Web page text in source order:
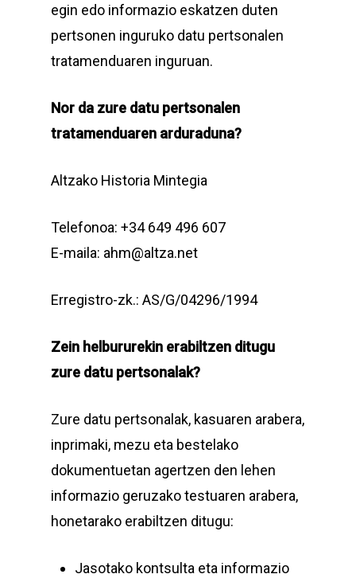
egin edo informazio eskatzen duten
pertsonen inguruko datu pertsonalen
tratamenduaren inguruan.
Nor da zure datu pertsonalen
tratamenduaren arduraduna?
Altzako Historia Mintegia
Telefonoa: +34 649 496 607
E-maila: ahm@altza.net
Erregistro-zk.: AS/G/04296/1994
Zein helbururekin erabiltzen ditugu
zure datu pertsonalak?
Zure datu pertsonalak, kasuaren arabera,
inprimaki, mezu eta bestelako
dokumentuetan agertzen den lehen
informazio geruzako testuaren arabera,
honetarako erabiltzen ditugu:
Jasotako kontsulta eta informazio